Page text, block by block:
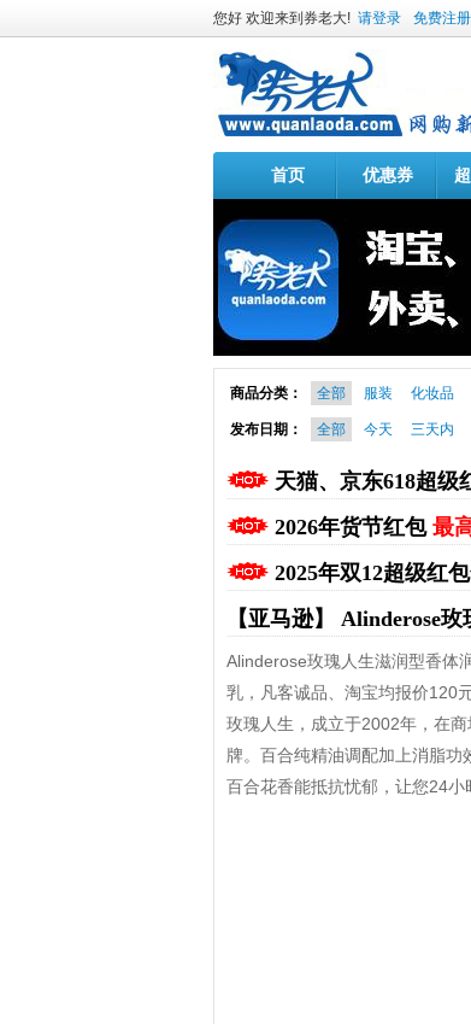
您好 欢迎来到券老大! 请登录 免费注册
首页 优惠券
商品分类： 全部 服装 化妆品
发布日期： 全部 今天 三天内
天猫、京东618超级
2026年货节红包 最
2025年双12超级红
【亚马逊】 Alinderose玫
Alinderose玫瑰人生滋润型香体
乳，凡客诚品、淘宝均报价120
玫瑰人生，成立于2002年，在
牌。百合纯精油调配加上消脂
百合花香能抵抗忧郁，让您24小
淘宝优惠券+淘